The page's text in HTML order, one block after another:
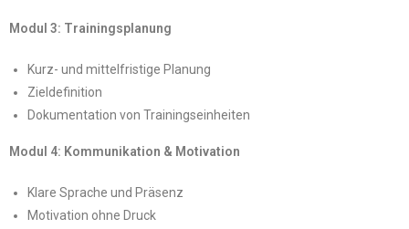
Modul 3: Trainingsplanung
Kurz- und mittelfristige Planung
Zieldefinition
Dokumentation von Trainingseinheiten
Modul 4: Kommunikation & Motivation
Klare Sprache und Präsenz
Motivation ohne Druck